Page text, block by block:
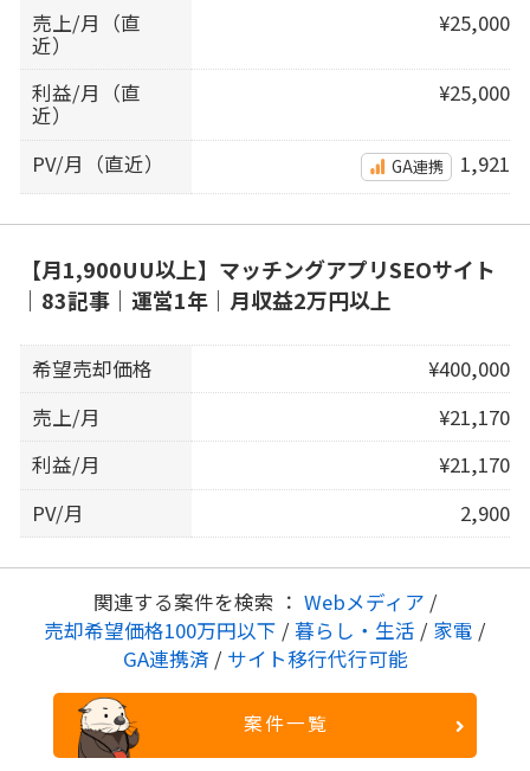
売上/月（直
近）
¥25,000
利益/月（直
近）
¥25,000
PV/月（直近） GA連携 1,921
【月1,900UU以上】マッチングアプリSEOサイト
｜83記事｜運営1年｜月収益2万円以上
希望売却価格
¥400,000
売上/月
¥21,170
利益/月
¥21,170
PV/月
2,900
関連する案件を検索 ： Webメディア /
売却希望価格100万円以下 / 暮らし・生活 / 家電 /
GA連携済 / サイト移行代行可能
案件一覧